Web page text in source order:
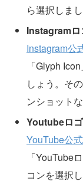
ら選択しまし
Instagramロ
Instagram公
「Glyph
しょう。そ
ンショット
Youtubeロ
YouTube公
「YouTube
コンを選択